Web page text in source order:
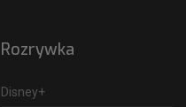
Rozrywka
Disney+